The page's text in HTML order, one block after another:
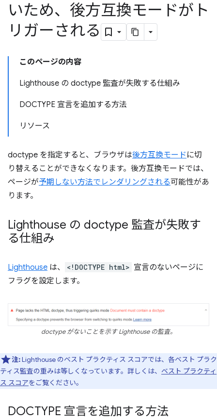
いため、後方互換モードがト
リガーされる
このページの内容
Lighthouse の doctype 監査が失敗する仕組み
DOCTYPE 宣言を追加する方法
リソース
doctype を指定すると、ブラウザは後方互換モード に切
り替えることができなくなります。後方互換モードでは、
ページが予期しない方法でレンダリングされる可能性があ
ります。
Lighthouse の doctype 監査が失敗す
る仕組み
Lighthouse は、 <!DOCTYPE html> 宣言のないページに
フラグを設定します。
doctype がないことを示す Lighthouse の監査。
注:Lighthouse のベスト プラクティス スコアでは、各ベスト プラク
ティス監査の重みは等しくなっています。詳しくは、 ベスト プラクティ
ス スコアをご覧ください。
DOCTYPE 宣言を追加する方法